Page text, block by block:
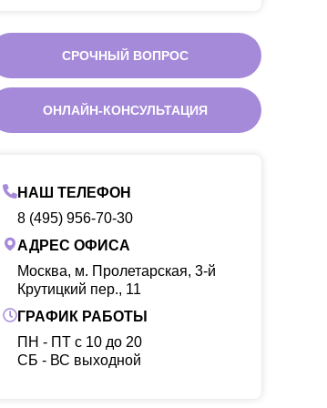
СРОЧНЫЙ ВОПРОС
ОНЛАЙН-КОНСУЛЬТАЦИЯ
НАШ ТЕЛЕФОН
8 (495) 956-70-30
АДРЕС ОФИСА
Москва, м. Пролетарская, 3-й
Крутицкий пер., 11
ГРАФИК РАБОТЫ
ПН - ПТ с 10 до 20
CБ - ВС выходной